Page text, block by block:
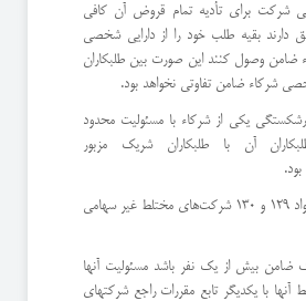
دارایی شركت برای تأدیه تمام قروض آن كافی
دارند بقیه طلب خود را از دارایی شخصی
ضامن وصول كنند این صورت بین طلبكاران
شركاء ضامن تفاوتی نخواهد بود.
ورشكستگی یكی از شركاء با مسئولیت محدود
آن با طلبكاران شریك مزبور
ماده 159 - مقررات مواد 129 و 130 شركت‌های مختلط غیر سهامی
شریك ضامن بیش از یك نفر باشد مسئولیت آنها
آنها با یكدیگر تابع مقررات راجع شركتهای